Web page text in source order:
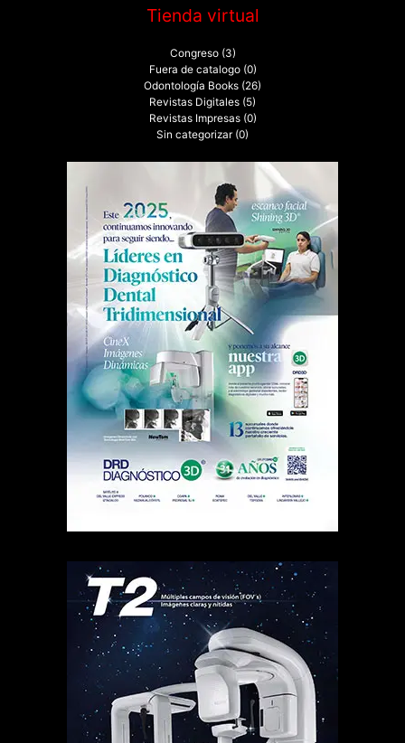
Tienda virtual
Congreso (3)
Fuera de catalogo (0)
Odontología Books (26)
Revistas Digitales (5)
Revistas Impresas (0)
Sin categorizar (0)